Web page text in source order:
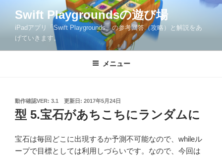
ツ
Swift Playgroundsの遊び場
iPadアプリ「Swift Playgrounds」の参考回答（攻略）と解説をあ
げていきます。
メニュー
動作確認VER: 3.1 更新日: 投
稿
日:
2017年5月24日
型 5.宝石があちこちにランダムに
宝石は毎回どこに出現するか予測不可能なので、whileル
ープで目標としては利用しづらいです。なので、今回は